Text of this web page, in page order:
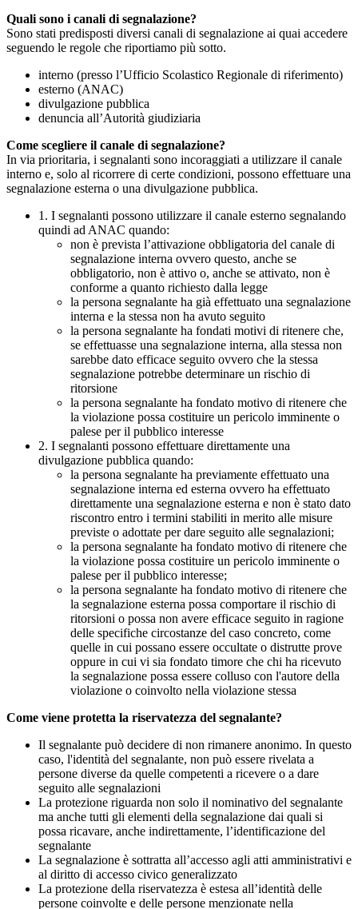
Quali sono i canali di segnalazione?
Sono stati predisposti diversi canali di segnalazione ai quai accedere
seguendo le regole che riportiamo più sotto.
interno (presso l’Ufficio Scolastico Regionale di riferimento)
esterno (ANAC)
divulgazione pubblica
denuncia all’Autorità giudiziaria
Come scegliere il canale di segnalazione?
In via prioritaria, i segnalanti sono incoraggiati a utilizzare il canale
interno e, solo al ricorrere di certe condizioni, possono effettuare una
segnalazione esterna o una divulgazione pubblica.
1. I segnalanti possono utilizzare il canale esterno segnalando
quindi ad ANAC quando:
non è prevista l’attivazione obbligatoria del canale di
segnalazione interna ovvero questo, anche se
obbligatorio, non è attivo o, anche se attivato, non è
conforme a quanto richiesto dalla legge
la persona segnalante ha già effettuato una segnalazione
interna e la stessa non ha avuto seguito
la persona segnalante ha fondati motivi di ritenere che,
se effettuasse una segnalazione interna, alla stessa non
sarebbe dato efficace seguito ovvero che la stessa
segnalazione potrebbe determinare un rischio di
ritorsione
la persona segnalante ha fondato motivo di ritenere che
la violazione possa costituire un pericolo imminente o
palese per il pubblico interesse
2. I segnalanti possono effettuare direttamente una
divulgazione pubblica quando:
la persona segnalante ha previamente effettuato una
segnalazione interna ed esterna ovvero ha effettuato
direttamente una segnalazione esterna e non è stato dato
riscontro entro i termini stabiliti in merito alle misure
previste o adottate per dare seguito alle segnalazioni;
la persona segnalante ha fondato motivo di ritenere che
la violazione possa costituire un pericolo imminente o
palese per il pubblico interesse;
la persona segnalante ha fondato motivo di ritenere che
la segnalazione esterna possa comportare il rischio di
ritorsioni o possa non avere efficace seguito in ragione
delle specifiche circostanze del caso concreto, come
quelle in cui possano essere occultate o distrutte prove
oppure in cui vi sia fondato timore che chi ha ricevuto
la segnalazione possa essere colluso con l'autore della
violazione o coinvolto nella violazione stessa
Come viene protetta la riservatezza del segnalante?
Il segnalante può decidere di non rimanere anonimo. In questo
caso, l'identità del segnalante, non può essere rivelata a
persone diverse da quelle competenti a ricevere o a dare
seguito alle segnalazioni
La protezione riguarda non solo il nominativo del segnalante
ma anche tutti gli elementi della segnalazione dai quali si
possa ricavare, anche indirettamente, l’identificazione del
segnalante
La segnalazione è sottratta all’accesso agli atti amministrativi e
al diritto di accesso civico generalizzato
La protezione della riservatezza è estesa all’identità delle
persone coinvolte e delle persone menzionate nella